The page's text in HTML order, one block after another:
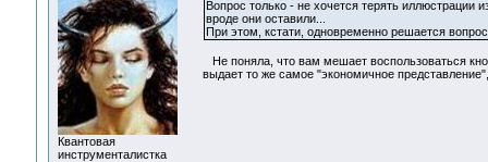
Квантовая
инструменталистка
Вопрос только - не хочется терять иллюстрации
вроде они оставили...
При этом, кстати, одновременно решается
Не поняла, что вам мешает воспользоваться
выдает то же самое "экономичное